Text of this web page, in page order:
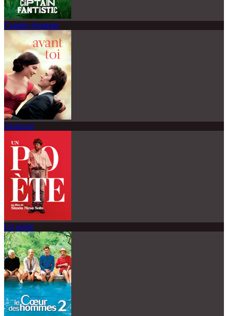
Captain Fantastic
Avant toi
Un poète